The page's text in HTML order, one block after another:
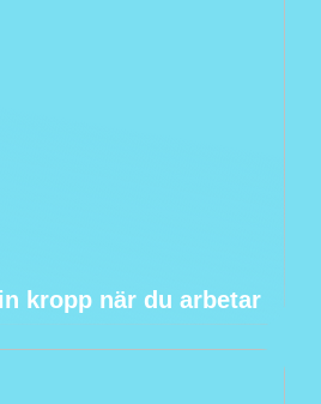
kropp när du arbetar